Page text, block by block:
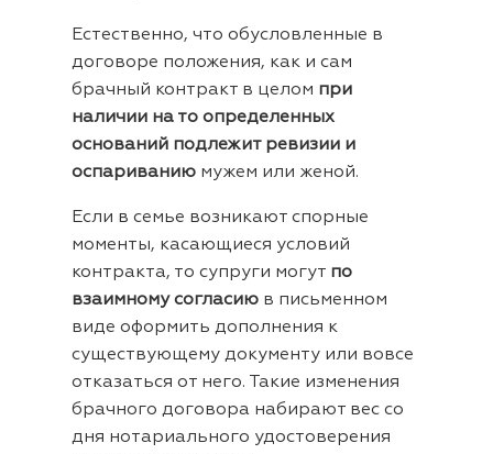
Естественно, что обусловленные в
договоре положения, как и сам
брачный контракт в целом при
наличии на то определенных
оснований подлежит ревизии и
оспариванию мужем или женой.
Если в семье возникают спорные
моменты, касающиеся условий
контракта, то супруги могут по
взаимному согласию в письменном
виде оформить дополнения к
существующему документу или вовсе
отказаться от него. Такие изменения
брачного договора набирают вес со
дня нотариального удостоверения